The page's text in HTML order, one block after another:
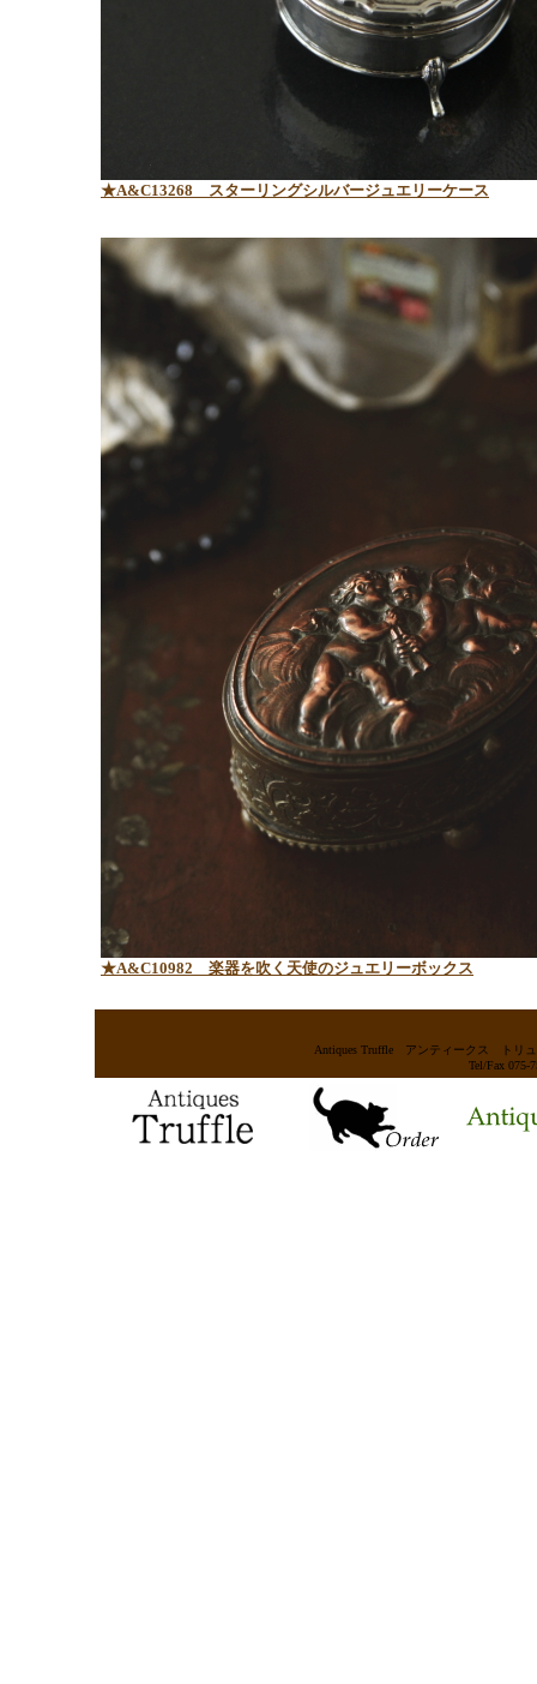
★A&C13268 スターリングシルバージュエリーケース
★A&C10982 楽器を吹く天使のジュエリーボックス
Antiques Truffle アンティークス ト
Tel/Fax